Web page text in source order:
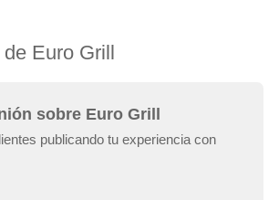
Euro Grill
sobre Euro Grill
publicando tu experiencia con